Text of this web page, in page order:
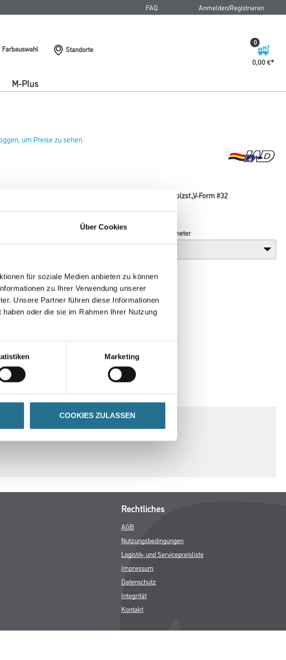
Über Cookies
für soziale Medien anbieten zu können
zu Ihrer Verwendung unserer
Unsere Partner führen diese Informationen
oder die sie im Rahmen Ihrer Nutzung
Marketing
COOKIES ZULASSEN
FAQ Anmelden/Registrieren
Farbauswahl
Standorte
0,00 €
0
M-Plus
um Preise zu sehen
abgewinkelt 2x80mm Walzenkörper Messing, Holzst.,V-Form #32
005028
Breite in millimeter
SPEZIFIKATIONEN
Rechtliches
AGB
Nutzungsbedingungen
Logistik- und Servicepreisliste
Impressum
Datenschutz
Integrität
Kontakt